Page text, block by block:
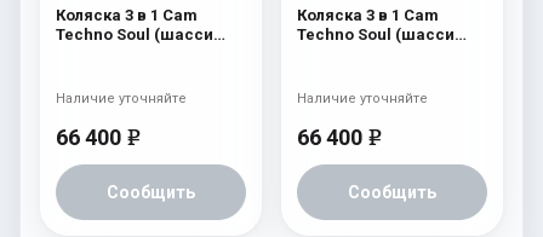
Коляска 3 в 1 Cam
Techno Soul (шасси
66 400 e
Сообщить
Наличие уточняйте
Коляска 3 в 1 Cam
Techno Soul (шасси
66 400 e
Сообщить
Наличие уточняйте